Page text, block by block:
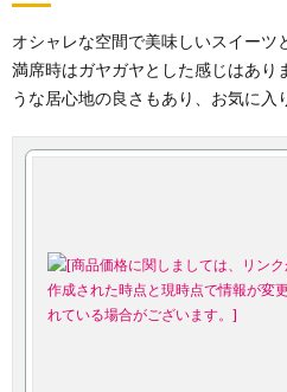
オシャレな空間で美味しいスイーツ
満席時はガヤガヤとした感じはあり
うな居心地の良さもあり、お気に入